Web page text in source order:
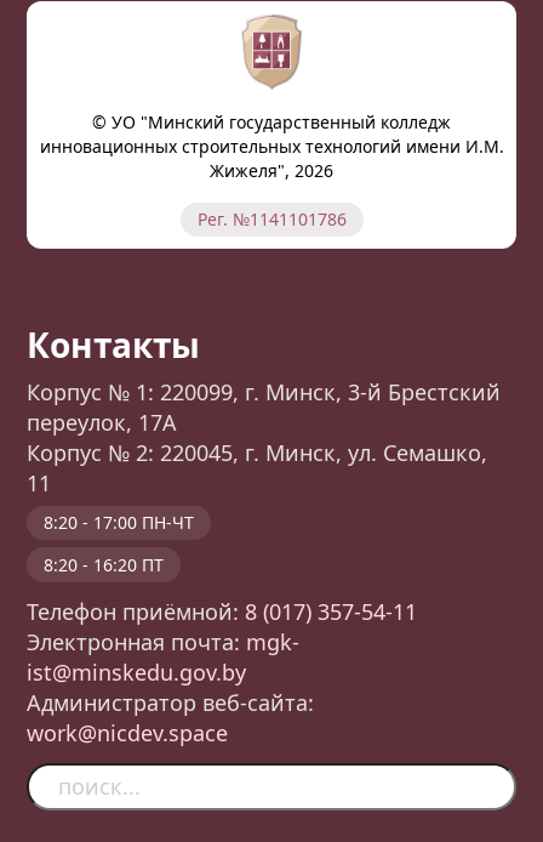
© УО "Минский государственный колледж
инновационных строительных технологий имени И.М.
Жижеля", 2026
Рег. №1141101786
Контакты
Корпус № 1: 220099, г. Минск, 3-й Брестский
переулок, 17А
Корпус № 2: 220045, г. Минск, ул. Семашко,
11
8:20 - 17:00 ПН-ЧТ
8:20 - 16:20 ПТ
Телефон приёмной: 8 (017) 357-54-11
Электронная почта: mgk-
ist@minskedu.gov.by
Администратор веб-сайта:
work@nicdev.space